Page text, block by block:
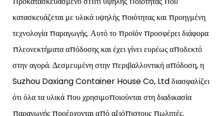
κατασκευάζεται με υλικά υψηλής ποιότητας και προηγμένη
τεχνολογία παραγωγής. Αυτό το προϊόν προσφέρει διάφορα
πλεονεκτήματα απόδοσης και έχει γίνει ευρέως αποδεκτό
στην αγορά. Δεσμευμένη στην περιβαλλοντική απόδοση, η
Suzhou Daxiang Container House Co, Ltd διασφαλίζει
ότι όλα τα υλικά που χρησιμοποιούνται στη διαδικασία
παραγωγής προέρχονται από αξιόπιστους πωλητές.